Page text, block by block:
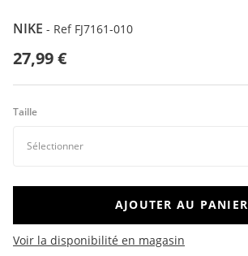
NIKE - Ref FJ7161-010
27,99 €
Taille
AJOUTER AU PANIER
Voir la disponibilité en magasin